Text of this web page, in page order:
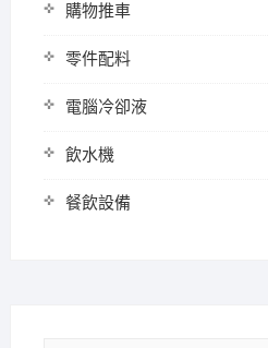
購物推車
零件配料
電腦冷卻液
飲水機
餐飲設備